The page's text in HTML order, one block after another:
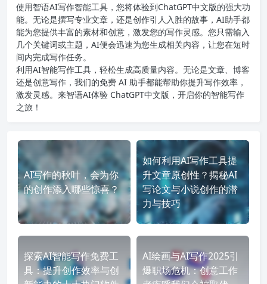
使用智语AI写作智能工具，您将体验到ChatGPT中文版的强大功
能。无论是撰写专业文章，还是创作引人入胜的故事，AI助手都
能为您提供丰富的素材和创意，激发您的写作灵感。您只需输入
几个关键词或主题，AI便会迅速为您生成相关内容，让您在短时
间内完成写作任务。
利用AI智能写作工具，轻松生成高质量内容。无论是文章、博客
还是创意写作，我们的免费 AI 助手都能帮助你提升写作效率，
激发灵感。来智语AI体验 ChatGPT中文版 ，开启你的智能写作
之旅！
AI写作的秋叶，会为你
的创作添入哪些惊喜？
如何利用AI写作工具提
升文章原创性？揭秘AI
写论文与小说创作的潜
力与技巧
探索AI智能写作免费工
具：提升创作效率与创
AI绘画与AI写作2025引
爆职场危机：创意工作